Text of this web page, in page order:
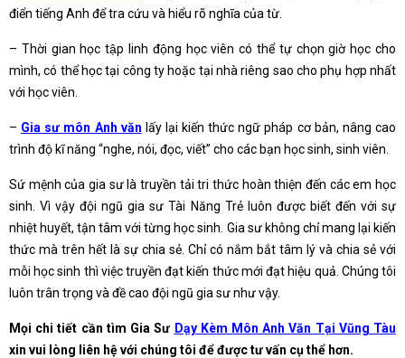
điển tiếng Anh để tra cứu và hiểu rõ nghĩa của từ.
– Thời gian học tập linh động học viên có thể tự chọn giờ học cho
mình, có thể học tại công ty hoặc tại nhà riêng sao cho phụ hợp nhất
với học viên.
– Gia sư môn Anh văn lấy lại kiến thức ngữ pháp cơ bản, nâng cao
trình độ kĩ năng “nghe, nói, đọc, viết” cho các bạn học sinh, sinh viên.
Sứ mệnh của gia sư là truyền tải tri thức hoàn thiện đến các em học
sinh. Vì vậy đội ngũ gia sư Tài Năng Trẻ luôn được biết đến với sự
nhiệt huyết, tận tâm với từng học sinh. Gia sư không chỉ mang lại kiến
thức mà trên hết là sự chia sẻ. Chỉ có nắm bắt tâm lý và chia sẻ với
mỗi học sinh thì việc truyền đạt kiến thức mới đạt hiệu quả. Chúng tôi
luôn trân trọng và đề cao đội ngũ gia sư như vậy.
Mọi chi tiết cần tìm Gia Sư Dạy Kèm Môn Anh Văn Tại Vũng Tàu
xin vui lòng liên hệ với chúng tôi để được tư vấn cụ thể hơn.